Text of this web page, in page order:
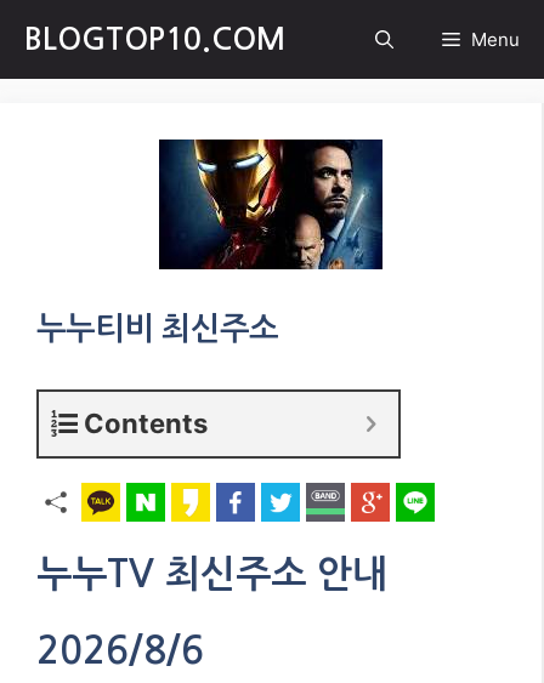
content
BLOGTOP10.COM Menu
누누티비 최신주소
Contents
누누TV 최신주소 안내
2026/8/6